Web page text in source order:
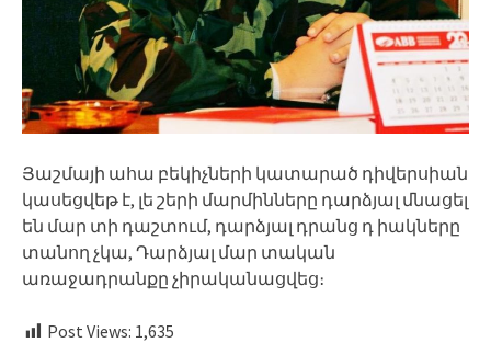
Յաշմայի ահա բեկիչների կատարած դիվերսիան
կասեցվեթ է, լե շերի մարմինները դարձյալ մնացել
են մար տի դաշտում, դարձյալ դրանց դ իակները
տանող չկա, Դարձյալ մար տական
առաջադրանքը չիրականացվեց։
Post Views: 1,635